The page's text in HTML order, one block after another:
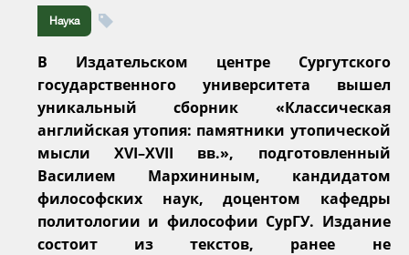
Наука
В Издательском центре Сургутского
государственного университета вышел
уникальный сборник «Классическая
английская утопия: памятники утопической
мысли XVI–XVII вв.», подготовленный
Василием Мархининым, кандидатом
философских наук, доцентом кафедры
политологии и философии СурГУ. Издание
состоит из текстов, ранее не